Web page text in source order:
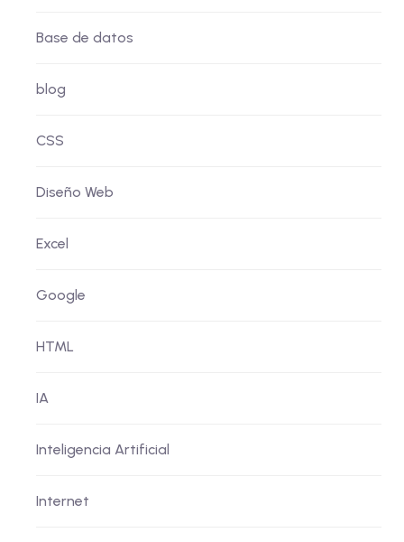
Base de datos
blog
CSS
Diseño Web
Excel
Google
HTML
IA
Inteligencia Artificial
Internet